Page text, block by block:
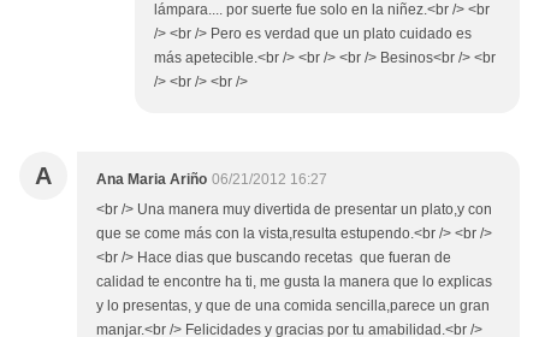
lámpara.... por suerte fue solo en la niñez.<br /> <br
/> <br /> Pero es verdad que un plato cuidado es
más apetecible.<br /> <br /> <br /> Besinos<br /> <br
/> <br /> <br />
A Ana Maria Ariño 06/21/2012 16:27
<br /> Una manera muy divertida de presentar un plato,y con
que se come más con la vista,resulta estupendo.<br /> <br />
<br /> Hace dias que buscando recetas que fueran de
calidad te encontre ha ti, me gusta la manera que lo explicas
y lo presentas, y que de una comida sencilla,parece un gran
manjar.<br /> Felicidades y gracias por tu amabilidad.<br />